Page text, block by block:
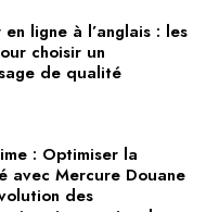
ligne à l’anglais : les
choisir un
de qualité
: Optimiser la
avec Mercure Douane
des